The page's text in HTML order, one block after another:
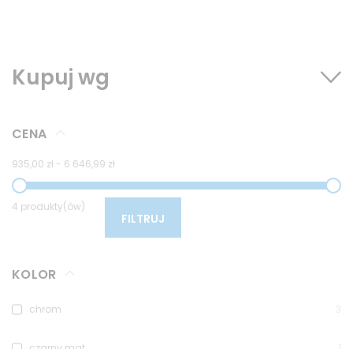
Kupuj wg
CENA
935,00 zł - 6 646,99 zł
4 produkty(ów)
FILTRUJ
KOLOR
chrom